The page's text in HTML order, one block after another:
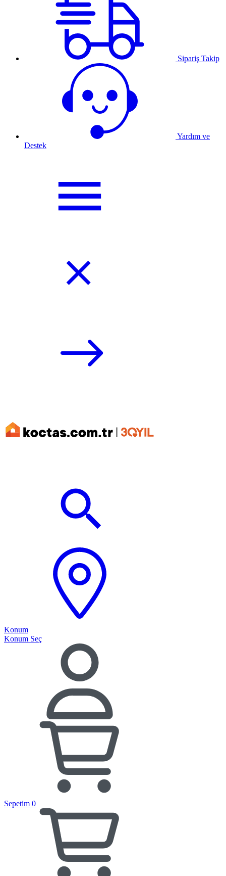
Sipariş Takip
Yardım ve
Destek
Konum
Konum Seç
Sepetim 0